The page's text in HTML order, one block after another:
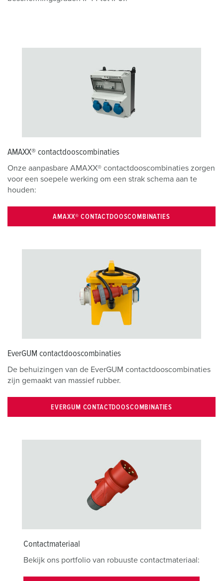
AMAXX® contactdooscombinaties
Onze aanpasbare AMAXX® contactdooscombinaties zorgen
voor een soepele werking om een strak schema aan te
houden:
AMAXX® CONTACTDOOSCOMBINATIES
EverGUM contactdooscombinaties
De behuizingen van de EverGUM contactdooscombinaties
zijn gemaakt van massief rubber.
EVERGUM CONTACTDOOSCOMBINATIES
Contactmateriaal
Bekijk ons portfolio van robuuste contactmateriaal: